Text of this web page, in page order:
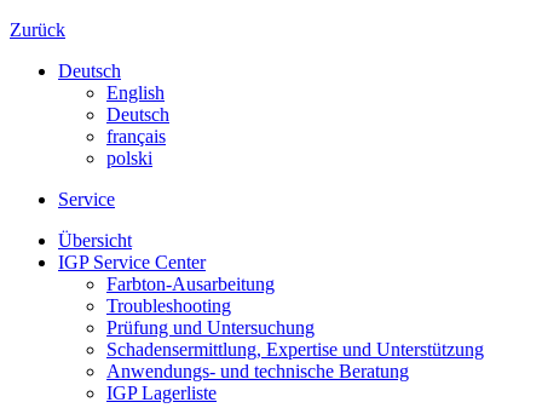
Zurück
Deutsch
English
Deutsch
français
polski
Service
Übersicht
IGP Service Center
Farbton-Ausarbeitung
Troubleshooting
Prüfung und Untersuchung
Schadensermittlung, Expertise und Unterstützung
Anwendungs- und technische Beratung
IGP Lagerliste